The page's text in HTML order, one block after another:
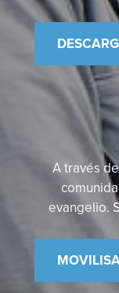
A través
evangelio.